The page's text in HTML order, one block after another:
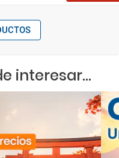
interesar...